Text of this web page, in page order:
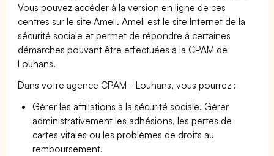
Vous pouvez accéder à la version en ligne de ces
centres sur le site Ameli. Ameli est le site Internet de la
sécurité sociale et permet de répondre à certaines
démarches pouvant être effectuées à la CPAM de
Louhans.
Dans votre agence CPAM - Louhans, vous pourrez :
Gérer les affiliations à la sécurité sociale. Gérer
administrativement les adhésions, les pertes de
cartes vitales ou les problèmes de droits au
remboursement.